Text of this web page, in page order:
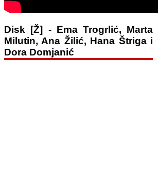
Disk [Ž] - Ema Trogrlić, Marta
Milutin, Ana Žilić, Hana Štriga i
Dora Domjanić